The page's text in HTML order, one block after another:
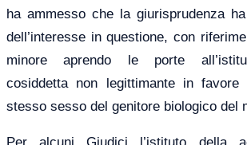
ha ammesso che la giurisprudenza
dell’interesse in questione, con
minore aprendo le porte
cosiddetta non legittimante in
stesso sesso del genitore biologico del